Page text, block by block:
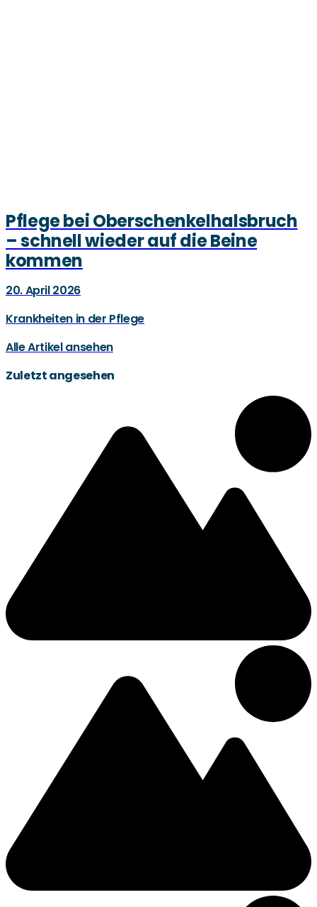
Pflege bei Oberschenkelhalsbruch
– schnell wieder auf die Beine
kommen
20. April 2026
Krankheiten in der Pflege
Alle Artikel ansehen
Zuletzt angesehen